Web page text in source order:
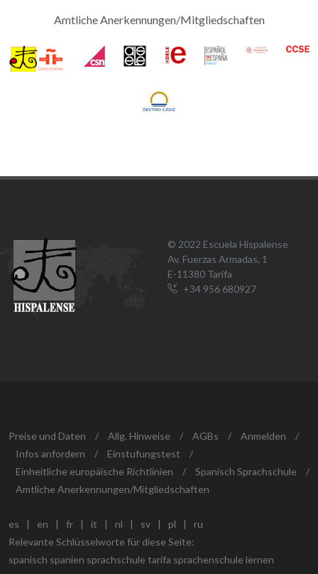
Amtliche Anerkennungen/Mitgliedschaften
© 2022 Escuela Hispalense
Av. Fuerzas Armadas, 1
E-11380 Tarifa
+34 956 680927
Preise und Daten / Allg. Hinweise / AGBs / Anmelden
/
Infos anfordern
/ Einstufungstest
/
Einheitliche europäische Richtlinien
/ Spanisch Sprachschule
/
Amtliche Anerkennungen/Mitgliedschaften
es | en | fr | it | nl | sv | pl |
ru
Relevante Schlüsselworte für diese Seite:
spanisch spanien sprachschule tarifa sprachenschule lernen